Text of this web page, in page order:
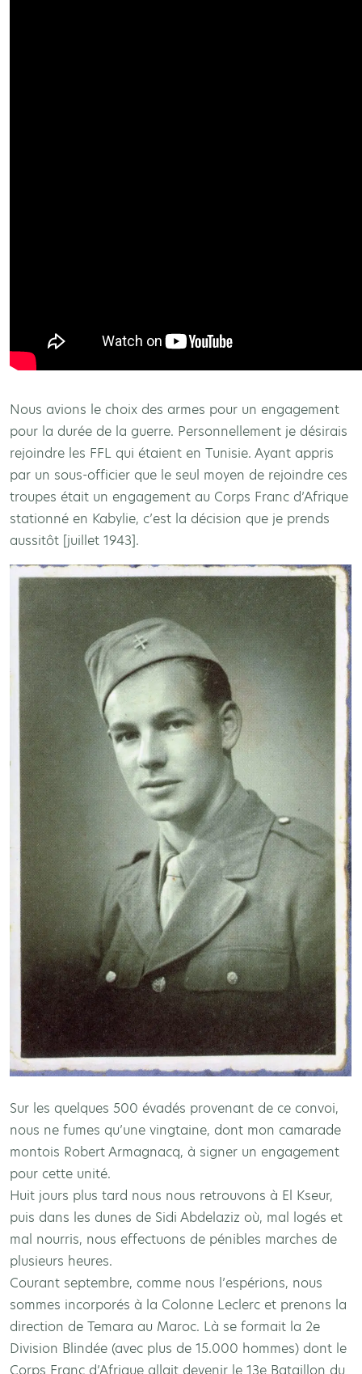
Nous avions le choix des armes pour un engagement
pour la durée de la guerre. Personnellement je désirais
rejoindre les FFL qui étaient en Tunisie. Ayant appris
par un sous-officier que le seul moyen de rejoindre ces
troupes était un engagement au Corps Franc d’Afrique
stationné en Kabylie, c’est la décision que je prends
aussitôt [juillet 1943].
Sur les quelques 500 évadés provenant de ce convoi,
nous ne fumes qu’une vingtaine, dont mon camarade
montois Robert Armagnacq, à signer un engagement
pour cette unité.
Huit jours plus tard nous nous retrouvons à El Kseur,
puis dans les dunes de Sidi Abdelaziz où, mal logés et
mal nourris, nous effectuons de pénibles marches de
plusieurs heures.
Courant septembre, comme nous l’espérions, nous
sommes incorporés à la Colonne Leclerc et prenons la
direction de Temara au Maroc. Là se formait la 2e
Division Blindée (avec plus de 15.000 hommes) dont le